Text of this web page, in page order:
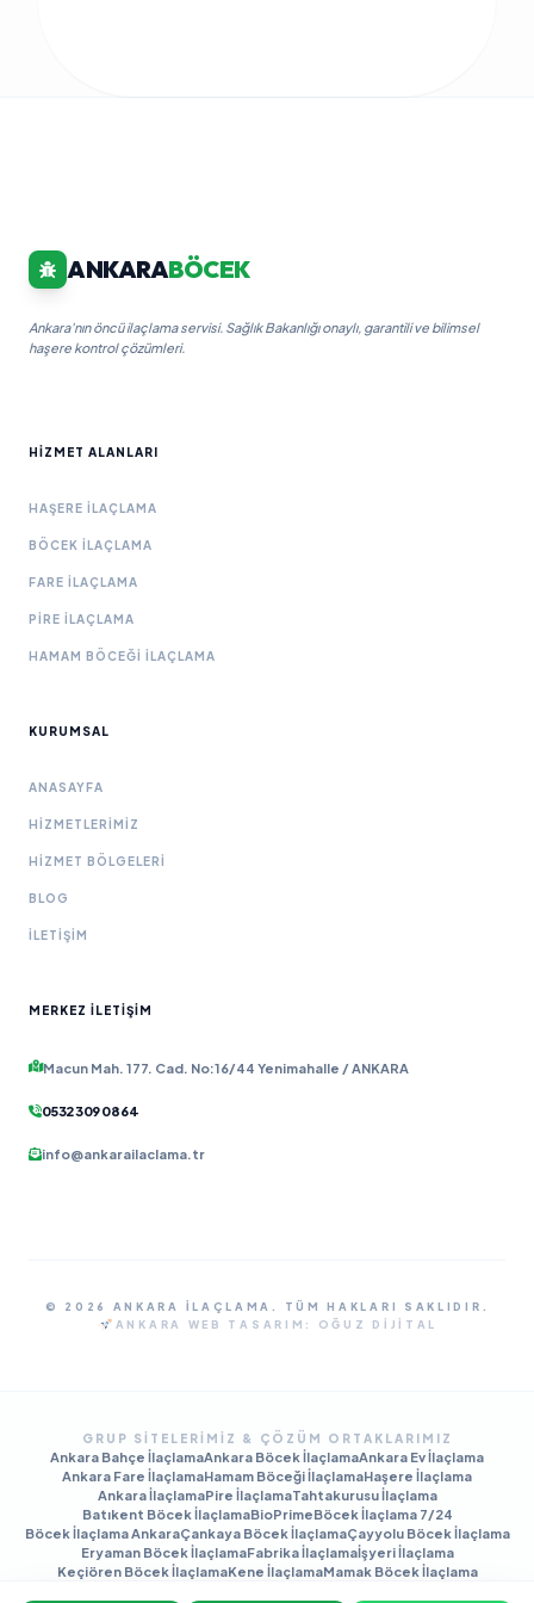
ANKARABÖCEK
Ankara'nın öncü ilaçlama servisi. Sağlık Bakanlığı onaylı, garantili ve bilimsel
haşere kontrol çözümleri.
HIZMET ALANLARI
HAŞERE İLAÇLAMA
BÖCEK İLAÇLAMA
FARE İLAÇLAMA
PIRE İLAÇLAMA
HAMAM BÖCEĞI İLAÇLAMA
KURUMSAL
ANASAYFA
HIZMETLERIMIZ
HIZMET BÖLGELERI
BLOG
İLETIŞIM
MERKEZ İLETIŞIM
Macun Mah. 177. Cad. No:16/44 Yenimahalle / ANKARA
0532 309 08 64
info@ankarailaclama.tr
© 2026 ANKARA İLAÇLAMA. TÜM HAKLARI SAKLIDIR.
ANKARA WEB TASARIM:
OĞUZ DIJITAL
GRUP SITELERIMIZ & ÇÖZÜM ORTAKLARIMIZ
Ankara Bahçe İlaçlamaAnkara Böcek İlaçlamaAnkara Ev İlaçlama
Ankara Fare İlaçlamaHamam Böceği İlaçlamaHaşere İlaçlama
Ankara İlaçlamaPire İlaçlamaTahtakurusu İlaçlama
Batıkent Böcek İlaçlamaBioPrimeBöcek İlaçlama 7/24
Böcek İlaçlama AnkaraÇankaya Böcek İlaçlamaÇayyolu Böcek İlaçlama
Eryaman Böcek İlaçlamaFabrika İlaçlamaİşyeri İlaçlama
Keçiören Böcek İlaçlamaKene İlaçlamaMamak Böcek İlaçlama